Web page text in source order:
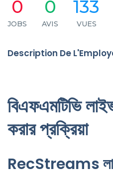
0
JOBS
0
AVIS
133
VUES
Description De
বিএফএমটিভি
করার প্রক্রিয়া
RecStreams